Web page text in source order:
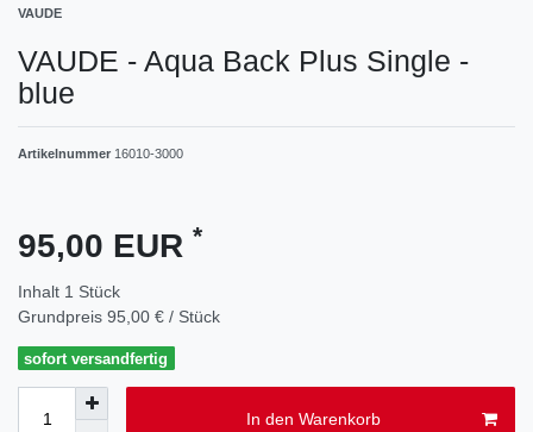
VAUDE
VAUDE - Aqua Back Plus Single -
blue
Artikelnummer 16010-3000
95,00 EUR *
Inhalt 1 Stück
Grundpreis 95,00 € / Stück
sofort versandfertig
In den Warenkorb